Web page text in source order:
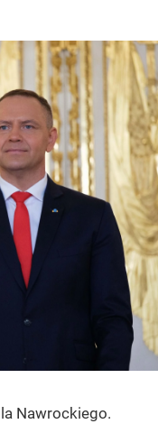
Nawrockiego.